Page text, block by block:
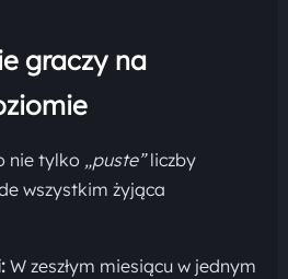
graczy na
nie tylko „puste”liczby
wszystkim żyjąca
W zeszłym miesiącu w jednym